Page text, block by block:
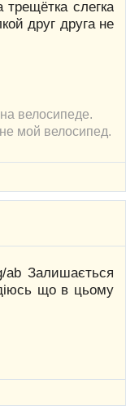
слегка
друг друга не
велосипеде.
мой велосипед.
Залишається
що в цьому